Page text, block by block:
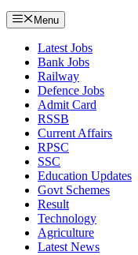
Menu
Latest Jobs
Bank Jobs
Railway
Defence Jobs
Admit Card
RSSB
Current Affairs
RPSC
SSC
Education Updates
Govt Schemes
Result
Technology
Agriculture
Latest News